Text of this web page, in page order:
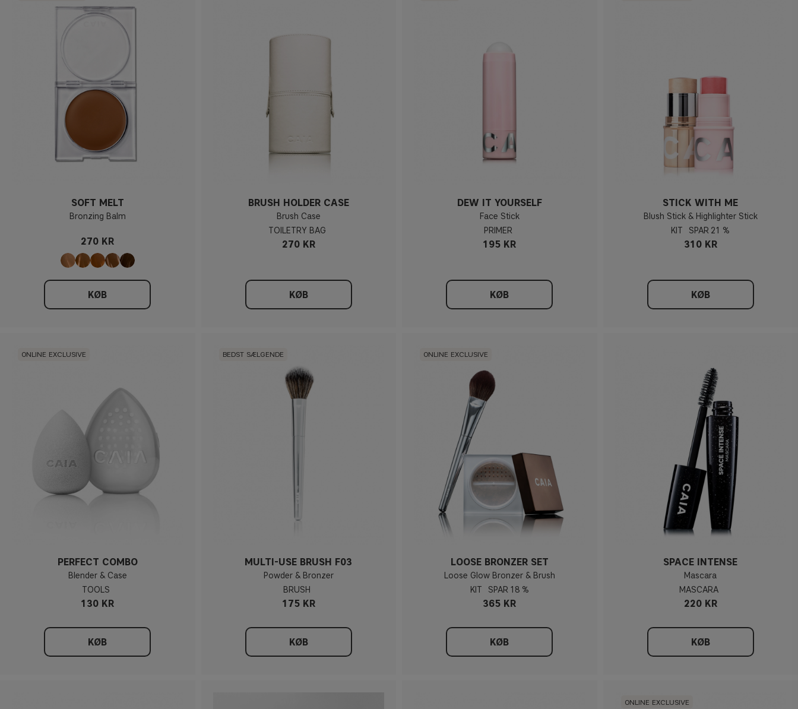
SOFT MELT
Bronzing Balm
270 KR
KØB
BRUSH HOLDER CASE
Brush Case
TOILETRY BAG
270 KR
KØB
DEW IT YOURSELF
Face Stick
PRIMER
195 KR
KØB
STICK WITH ME
Blush Stick & Highlighter Stick
KIT
21 %
310 KR
KØB
ONLINE EXCLUSIVE
PERFECT COMBO
Blender & Case
TOOLS
130 KR
KØB
BEDST SÆLGENDE
MULTI-USE BRUSH F03
Powder & Bronzer
BRUSH
175 KR
KØB
ONLINE EXCLUSIVE
LOOSE BRONZER SET
Loose Glow Bronzer & Brush
KIT
18 %
365 KR
KØB
SPACE INTENSE
Mascara
MASCARA
220 KR
KØB
ONLINE EXCLUSIVE